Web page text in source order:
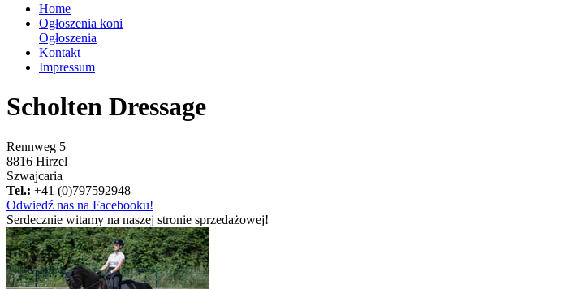
Home
Ogłoszenia koni
Ogłoszenia
Kontakt
Impressum
Scholten Dressage
Rennweg 5
8816 Hirzel
Szwajcaria
Tel.: +41 (0)797592948
Odwiedź nas na Facebooku!
Serdecznie witamy na naszej stronie sprzedażowej!